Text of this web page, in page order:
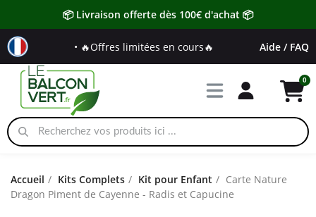
📦 Livraison offerte dès 100€ d'achat 📦
• 🔥Offres limitées en cours🔥 Aide / FAQ
Accueil Kits Complets Kit pour Enfant
Carte Nature
Dragon Piment de Cayenne - Radis et Capucine